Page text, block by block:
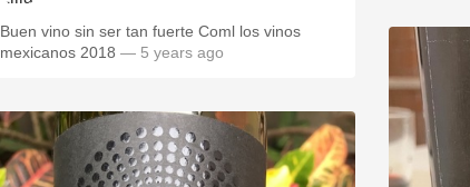
Buen vino sin ser tan fuerte Coml los vinos
mexicanos 2018 — 5 years ago